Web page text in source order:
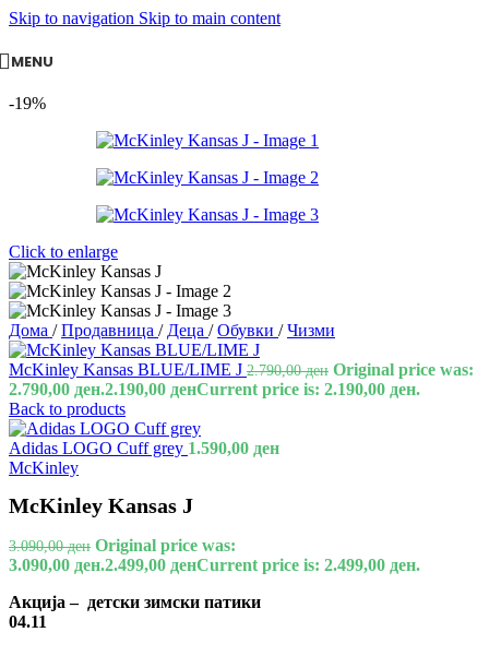
Skip to navigation Skip to main content
MENU
-19%
Click to enlarge
Дома / Продавница / Деца / Обувки / Чизми
McKinley Kansas BLUE/LIME J 2.790,00ден Original price was:
2.790,00 ден.2.190,00 денCurrent price is: 2.190,00 ден.
Back to products
Adidas LOGO Cuff grey 1.590,00 ден
McKinley
McKinley Kansas J
3.090,00ден Original price was:
3.090,00 ден.2.499,00 денCurrent price is: 2.499,00 ден.
Акција – детски зимски патики
04.11